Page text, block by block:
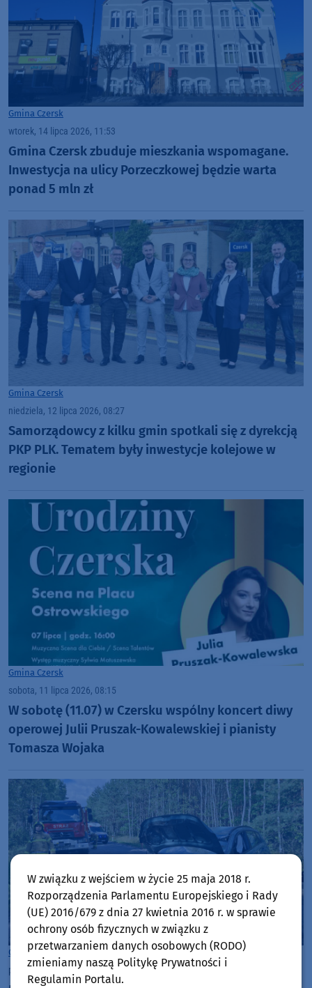
Gmina Czersk
wtorek, 14 lipca 2026, 11:53
Gmina Czersk zbuduje mieszkania wspomagane.
Inwestycja na ulicy Porzeczkowej będzie warta
ponad 5 mln zł
Gmina Czersk
niedziela, 12 lipca 2026, 08:27
Samorządowcy z kilku gmin spotkali się z dyrekcją
PKP PLK. Tematem były inwestycje kolejowe w
regionie
Gmina Czersk
sobota, 11 lipca 2026, 08:15
W sobotę (11.07) w Czersku wspólny koncert diwy
operowej Julii Pruszak-Kowalewskiej i pianisty
Tomasza Wojaka
Gmina Czersk
piątek, 10 lipca 2026, 19:05
W związku z wejściem w życie 25 maja 2018 r.
Rozporządzenia Parlamentu Europejskiego i Rady
(UE) 2016/679 z dnia 27 kwietnia 2016 r. w sprawie
ochrony osób fizycznych w związku z
przetwarzaniem danych osobowych (RODO)
zmieniamy naszą Politykę Prywatności i
Regulamin Portalu.